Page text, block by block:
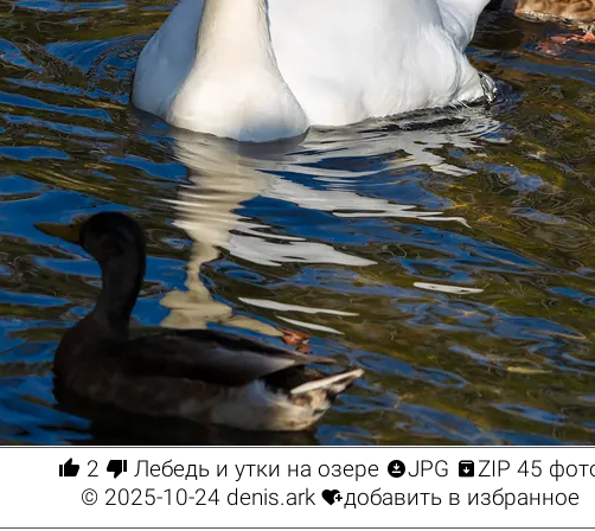
 2  Лебедь и утки на озере JPG ZIP 45
© 2025-10-24 denis.ark добавить в избранное